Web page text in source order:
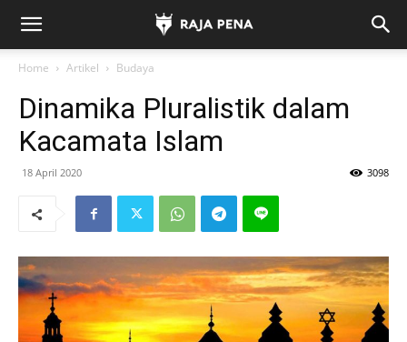
Home Artikel Budaya
Dinamika Pluralistik dalam
Kacamata Islam
18 April 2020 3098